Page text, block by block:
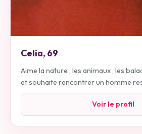
Celia, 69
Aime la nature , les animaux , les balades, la gastronomie
et souhaite rencontrer un homme respectueux pour
activités ensemble. Je souhaiterai effectuer de petits
homme cultivé .
Voir le profil